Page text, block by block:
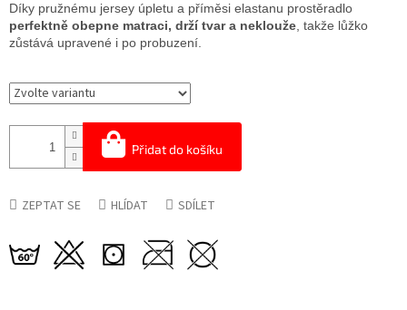
Přidat do košíku
Díky pružnému jersey úpletu a příměsi elastanu prostěradlo
perfektně obepne matraci, drží tvar a neklouže, takže lůžko
zůstává upravené i po probuzení.
ZEPTAT SE HLÍDAT SDÍLET